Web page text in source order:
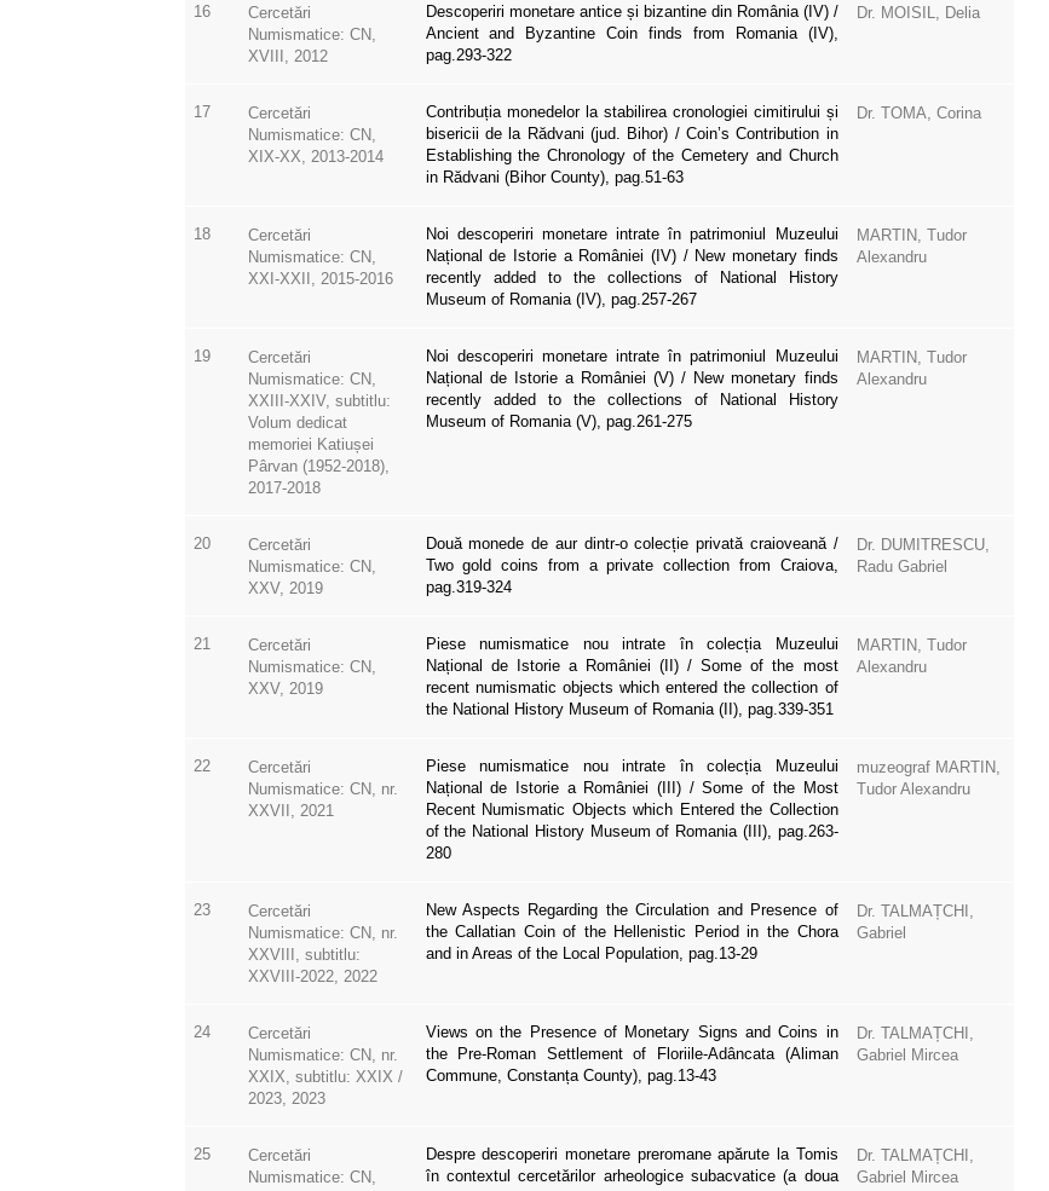
16
Cercetări
Numismatice: CN,
XVIII, 2012
Descoperiri monetare antice și bizantine din România (IV) /
Ancient and Byzantine Coin finds from Romania (IV),
pag.293-322
Dr. MOISIL, Delia
17
Cercetări
Numismatice: CN,
XIX-XX, 2013-2014
Contribuția monedelor la stabilirea cronologiei cimitirului și
bisericii de la Rădvani (jud. Bihor) / Coin’s Contribution in
Establishing the Chronology of the Cemetery and Church
in Rădvani (Bihor County), pag.51-63
Dr. TOMA, Corina
18
Cercetări
Numismatice: CN,
XXI-XXII, 2015-2016
Noi descoperiri monetare intrate în patrimoniul Muzeului
Național de Istorie a României (IV) / New monetary finds
recently added to the collections of National History
Museum of Romania (IV), pag.257-267
MARTIN, Tudor
Alexandru
19
Cercetări
Numismatice: CN,
XXIII-XXIV, subtitlu:
Volum dedicat
memoriei Katiușei
Pârvan (1952-2018),
2017-2018
Noi descoperiri monetare intrate în patrimoniul Muzeului
Național de Istorie a României (V) / New monetary finds
recently added to the collections of National History
Museum of Romania (V), pag.261-275
MARTIN, Tudor
Alexandru
20
Cercetări
Numismatice: CN,
XXV, 2019
Două monede de aur dintr-o colecție privată craioveană /
Two gold coins from a private collection from Craiova,
pag.319-324
Dr. DUMITRESCU,
Radu Gabriel
21
Cercetări
Numismatice: CN,
XXV, 2019
Piese numismatice nou intrate în colecția Muzeului
Național de Istorie a României (II) / Some of the most
recent numismatic objects which entered the collection of
the National History Museum of Romania (II), pag.339-351
MARTIN, Tudor
Alexandru
22
Cercetări
Numismatice: CN, nr.
XXVII, 2021
Piese numismatice nou intrate în colecția Muzeului
Național de Istorie a României (III) / Some of the Most
Recent Numismatic Objects which Entered the Collection
of the National History Museum of Romania (III), pag.263-
280
muzeograf MARTIN,
Tudor Alexandru
23
Cercetări
Numismatice: CN, nr.
XXVIII, subtitlu:
XXVIII-2022, 2022
New Aspects Regarding the Circulation and Presence of
the Callatian Coin of the Hellenistic Period in the Chora
and in Areas of the Local Population, pag.13-29
Dr. TALMAȚCHI,
Gabriel
24
Cercetări
Numismatice: CN, nr.
XXIX, subtitlu: XXIX /
2023, 2023
Views on the Presence of Monetary Signs and Coins in
the Pre-Roman Settlement of Floriile-Adâncata (Aliman
Commune, Constanța County), pag.13-43
Dr. TALMAȚCHI,
Gabriel Mircea
25
Cercetări
Numismatice: CN,
Despre descoperiri monetare preromane apărute la Tomis
în contextul cercetărilor arheologice subacvatice (a doua
Dr. TALMAȚCHI,
Gabriel Mircea